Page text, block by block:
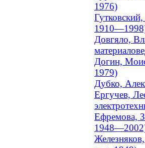
1976)
Довгяло,
Догин,
1979)
Дубко,
Ергучев,
Ефремова,